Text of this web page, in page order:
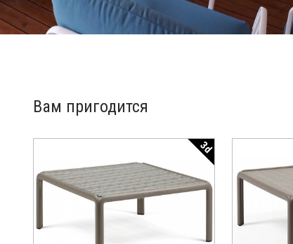
Вам пригодится
3d